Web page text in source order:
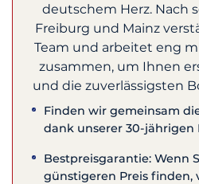
deutschem Herz. Nach
Freiburg und Mainz
Team und arbeitet eng
zusammen, um Ihnen
und die zuverlässigsten
Finden wir gemeinsam
dank unserer 30-jährigen
Bestpreisgarantie: Wenn
günstigeren Preis finden,